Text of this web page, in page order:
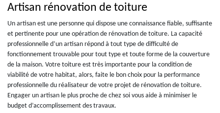
Artisan rénovation de toiture
Un artisan est une personne qui dispose une connaissance fiable, suffisante
et pertinente pour une opération de rénovation de toiture. La capacité
professionnelle d’un artisan répond à tout type de difficulté de
fonctionnement trouvable pour tout type et toute forme de la couverture
de la maison. Votre toiture est très importante pour la condition de
viabilité de votre habitat, alors, faite le bon choix pour la performance
professionnelle du réalisateur de votre projet de rénovation de toiture.
Engager un artisan le plus proche de chez soi vous aide à minimiser le
budget d’accomplissement des travaux.